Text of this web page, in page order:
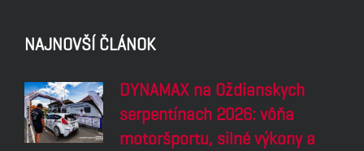
NAJNOVŠÍ ČLÁNOK
DYNAMAX na Oždianskych
serpentínach 2026: vôňa
motoršportu, silné výkony a